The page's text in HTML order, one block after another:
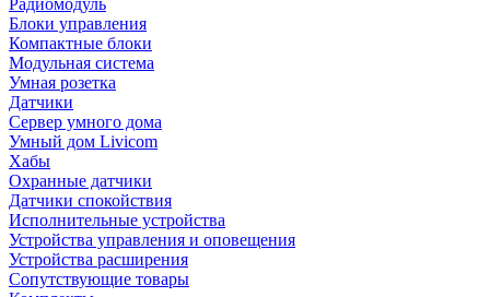
Радиомодуль
Блоки управления
Компактные блоки
Модульная система
Умная розетка
Датчики
Сервер умного дома
Умный дом Livicom
Хабы
Охранные датчики
Датчики спокойствия
Исполнительные устройства
Устройства управления и оповещения
Устройства расширения
Сопутствующие товары